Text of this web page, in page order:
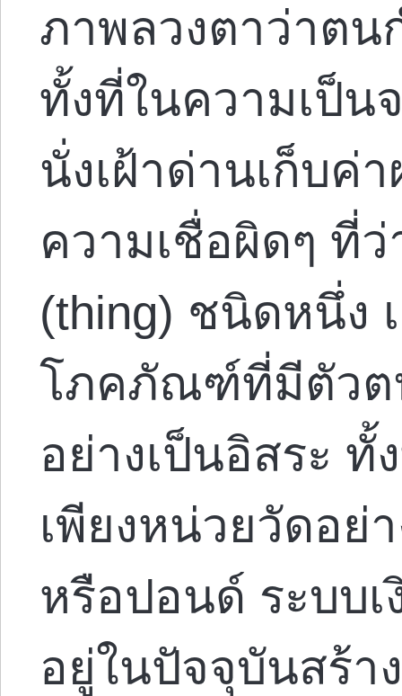
ภาพลวงตาว่าตน
ทั้งที่ในความเป็น
นั่งเฝ้าด่านเก็บค่
ความเชื่อผิดๆ ที่ว่
(thing) ชนิดหนึ่ง
โภคภัณฑ์ที่มีตัวต
อย่างเป็นอิสระ ทั้
เพียงหน่วยวัดอย่
หรือปอนด์ ระบบเ
อยู่ในปัจจุบันสร้